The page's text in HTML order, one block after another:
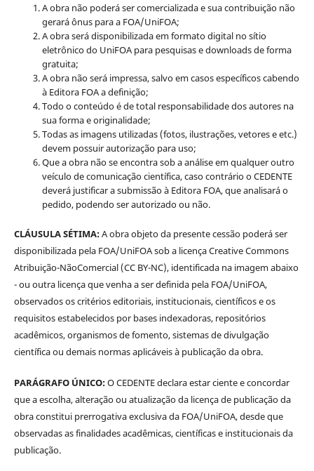
A obra não poderá ser comercializada e sua contribuição não
gerará ônus para a FOA/UniFOA;
A obra será disponibilizada em formato digital no sítio
eletrônico do UniFOA para pesquisas e downloads de forma
gratuita;
A obra não será impressa, salvo em casos específicos cabendo
à Editora FOA a definição;
Todo o conteúdo é de total responsabilidade dos autores na
sua forma e originalidade;
Todas as imagens utilizadas (fotos, ilustrações, vetores e etc.)
devem possuir autorização para uso;
Que a obra não se encontra sob a análise em qualquer outro
veículo de comunicação científica, caso contrário o CEDENTE
deverá justificar a submissão à Editora FOA, que analisará o
pedido, podendo ser autorizado ou não.
CLÁUSULA SÉTIMA:A obra objeto da presente cessão poderá ser
disponibilizada pela FOA/UniFOA sob a licença Creative Commons
Atribuição-NãoComercial (CC BY-NC), identificada na imagem abaixo
- ou outra licença que venha a ser definida pela FOA/UniFOA,
observados os critérios editoriais, institucionais, científicos e os
requisitos estabelecidos por bases indexadoras, repositórios
acadêmicos, organismos de fomento, sistemas de divulgação
científica ou demais normas aplicáveis à publicação da obra.
PARÁGRAFO ÚNICO:O CEDENTE declara estar ciente e concordar
que a escolha, alteração ou atualização da licença de publicação da
obra constitui prerrogativa exclusiva da FOA/UniFOA, desde que
observadas as finalidades acadêmicas, científicas e institucionais da
publicação.